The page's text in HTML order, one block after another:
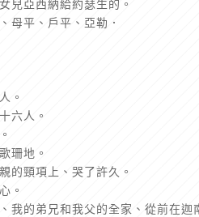
兒亞西納給約瑟生的。
母平、戶平、亞勒．
。
六人。
珊地。
的頸項上、哭了許久。
。
的弟兄和我父的全家、從前在迦